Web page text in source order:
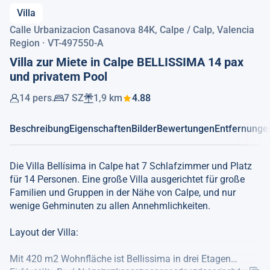
Villa
Calle Urbanizacion Casanova 84K, Calpe / Calp, Valencia
Region · VT-497550-A
Villa zur Miete in Calpe BELLISSIMA 14 pax
und privatem Pool
14 pers. 7 SZ 1,9 km 4.88
BeschreibungEigenschaftenBilderBewertungen
Die Villa Bellísima in Calpe hat 7 Schlafzimmer und Platz
für 14 Personen. Eine große Villa ausgerichtet für große
Familien und Gruppen in der Nähe von Calpe, und nur
wenige Gehminuten zu allen Annehmlichkeiten.
Layout der Villa:
Mit 420 m2 Wohnfläche ist Bellissima in drei Etagen